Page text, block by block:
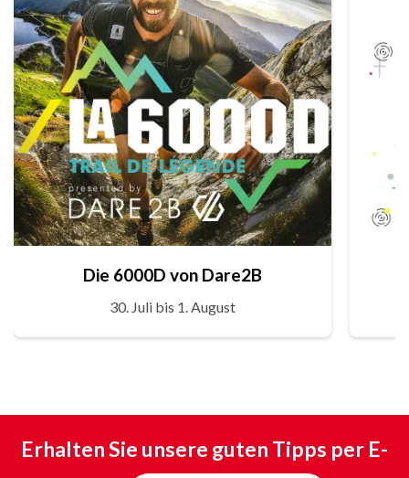
Die 6000D von Dare2B
30. Juli bis 1. August
Erhalten Sie unsere guten Tipps per E-